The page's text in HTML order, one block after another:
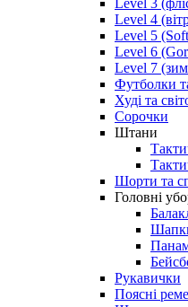
Level 4
Level 5
Level 6
Level 7
Футболки
Худі та
Сорочки
Штани
Шорти та
Головні
Рукавички
Поясні